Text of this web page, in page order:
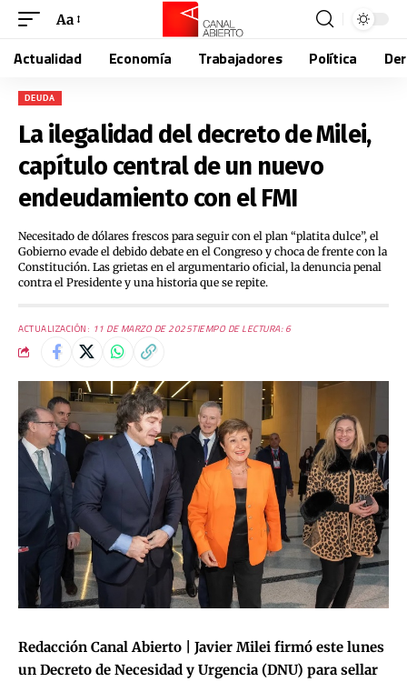
Aa
Actualidad Economía Trabajadores Política
DEUDA
La ilegalidad del decreto de Milei,
capítulo central de un nuevo
endeudamiento con el FMI
Necesitado de dólares frescos para seguir con el plan “platita dulce”, el
Gobierno evade el debido debate en el Congreso y choca de frente con la
Constitución. Las grietas en el argumentario oficial, la denuncia penal
contra el Presidente y una historia que se repite.
ACTUALIZACIÓN: 11 DE MARZO DE 2025TIEMPO DE LECTURA: 6
Redacción Canal Abierto | Javier Milei firmó este lunes
un Decreto de Necesidad y Urgencia (DNU) para sellar